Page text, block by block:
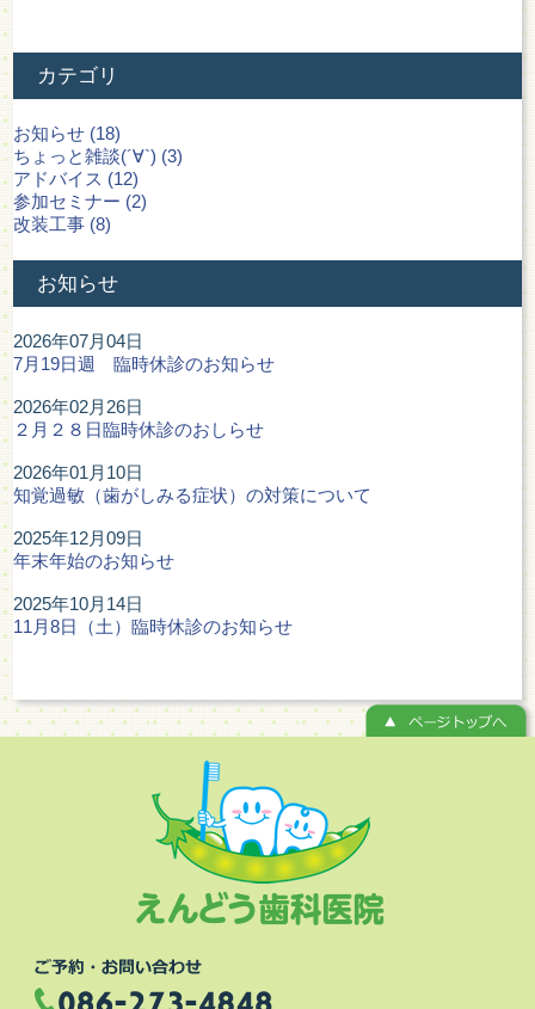
カテゴリ
お知らせ (18)
ちょっと雑談(´∀`) (3)
アドバイス (12)
参加セミナー (2)
改装工事 (8)
お知らせ
2026年07月04日
7月19日週 臨時休診のお知らせ
2026年02月26日
２月２８日臨時休診のおしらせ
2026年01月10日
知覚過敏（歯がしみる症状）の対策について
2025年12月09日
年末年始のお知らせ
2025年10月14日
11月8日（土）臨時休診のお知らせ